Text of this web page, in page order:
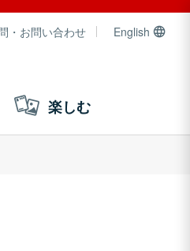
・お問い合わせ English
楽しむ